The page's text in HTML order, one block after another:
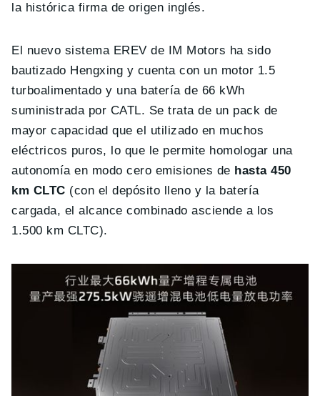
la histórica firma de origen inglés.
El nuevo sistema EREV de IM Motors ha sido
bautizado Hengxing y cuenta con un motor 1.5
turboalimentado y una batería de 66 kWh
suministrada por CATL. Se trata de un pack de
mayor capacidad que el utilizado en muchos
eléctricos puros, lo que le permite homologar una
autonomía en modo cero emisiones de hasta 450
km CLTC (con el depósito lleno y la batería
cargada, el alcance combinado asciende a los
1.500 km CLTC).